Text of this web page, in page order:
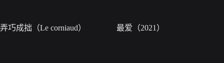
弄巧成拙（Le corniaud） 最爱（2021）